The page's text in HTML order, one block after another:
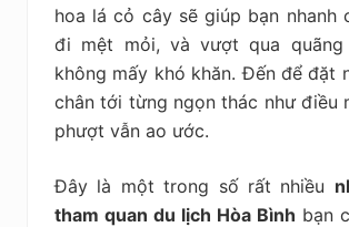
hoa lá cỏ cây sẽ giúp bạn nhanh
đi mệt mỏi, và vượt qua quãng
không mấy khó khăn. Đến để đặt
chân tới từng ngọn thác như điều
phượt vẫn ao ước.
Đây là một trong số rất nhiều
tham quan du lịch Hòa Bình bạn